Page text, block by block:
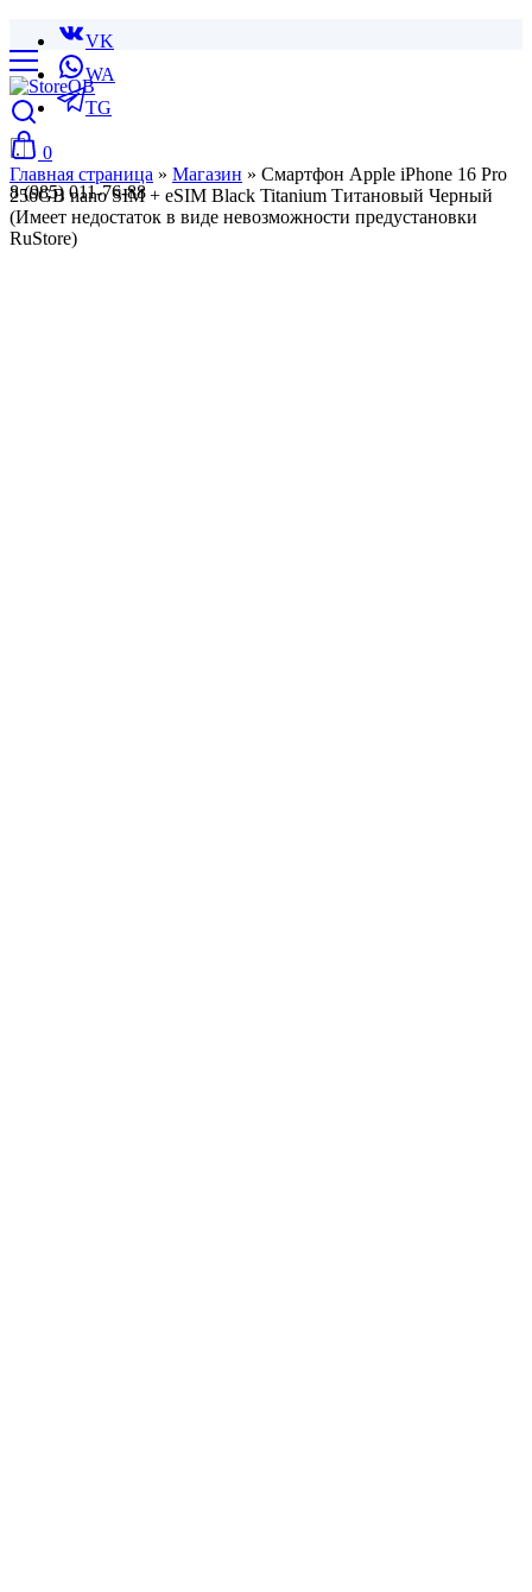
VK
WA
TG
8 (985) 011-76-88
0
Главная страница » Магазин » Смартфон Apple iPhone 16 Pro
256GB nano SIM + eSIM Black Titanium Титановый Черный
(Имеет недостаток в виде невозможности предустановки
RuStore)